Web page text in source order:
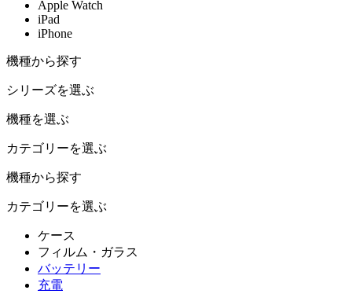
Apple Watch
iPad
iPhone
機種から探す
シリーズを選ぶ
機種を選ぶ
カテゴリーを選ぶ
機種から探す
カテゴリーを選ぶ
ケース
フィルム・ガラス
バッテリー
充電